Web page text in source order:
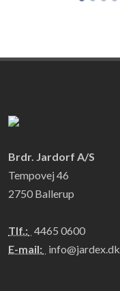
Brdr. Jardorf A/S
Tempovej 46
2750 Ballerup
Tlf.: 4465 0600
E-mail: info@jardex.dk